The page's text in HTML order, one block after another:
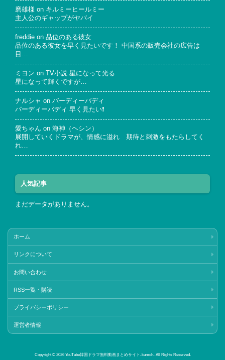
磨雄様 on キルミーヒールミー
主人公のギャップがヤバイ
freddie on 品位のある彼女
品位のある彼女を早く見たいです！ 中国系の販売会社の広告は
目…
ミヨン on
TV小説 星になって光る
星になって輝くですが…
ナルシャ on バーディーバディ
バーディーバディ 早く見たい❗
愛ちゃん on 海神（ヘシン）
展開していくドラマが、情感に溢れ 期待と刺激をもたらしてく
れ…
人気記事
まだデータがありません。
ホーム
リンクについて
お問い合わせ
RSS一覧・購読
プライバシーポリシー
運営者情報
Copyright © 2026 YouTube韓国ドラマ無料動画まとめサイト‐kumoh‐ All Rights Reserved.